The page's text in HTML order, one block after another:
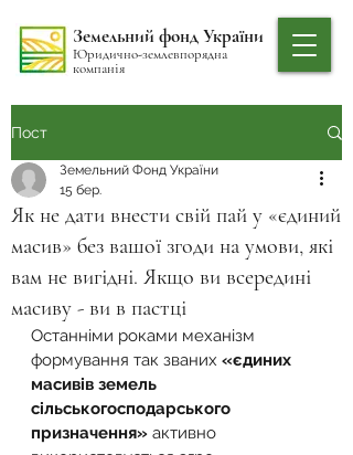
Земельний фонд України
Юридично-землевпорядна
компанія
Пост
Як не дати внести свій пай у «єдиний
масив» без вашої згоди на умови, які
вам не вигідні. Якщо ви всередині
масиву - ви в пастці
Земельний Фонд України
15 бер.
Останніми роками механізм
формування так званих «єдиних
масивів земель
сільськогосподарського
призначення» активно